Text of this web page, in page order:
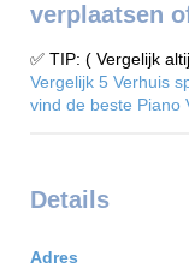
verplaatsen
✅ TIP: ( Vergelijk
Vergelijk 5 Verhuis
vind de beste Piano
Details
Adres